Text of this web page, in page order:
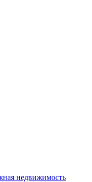
недвижимость